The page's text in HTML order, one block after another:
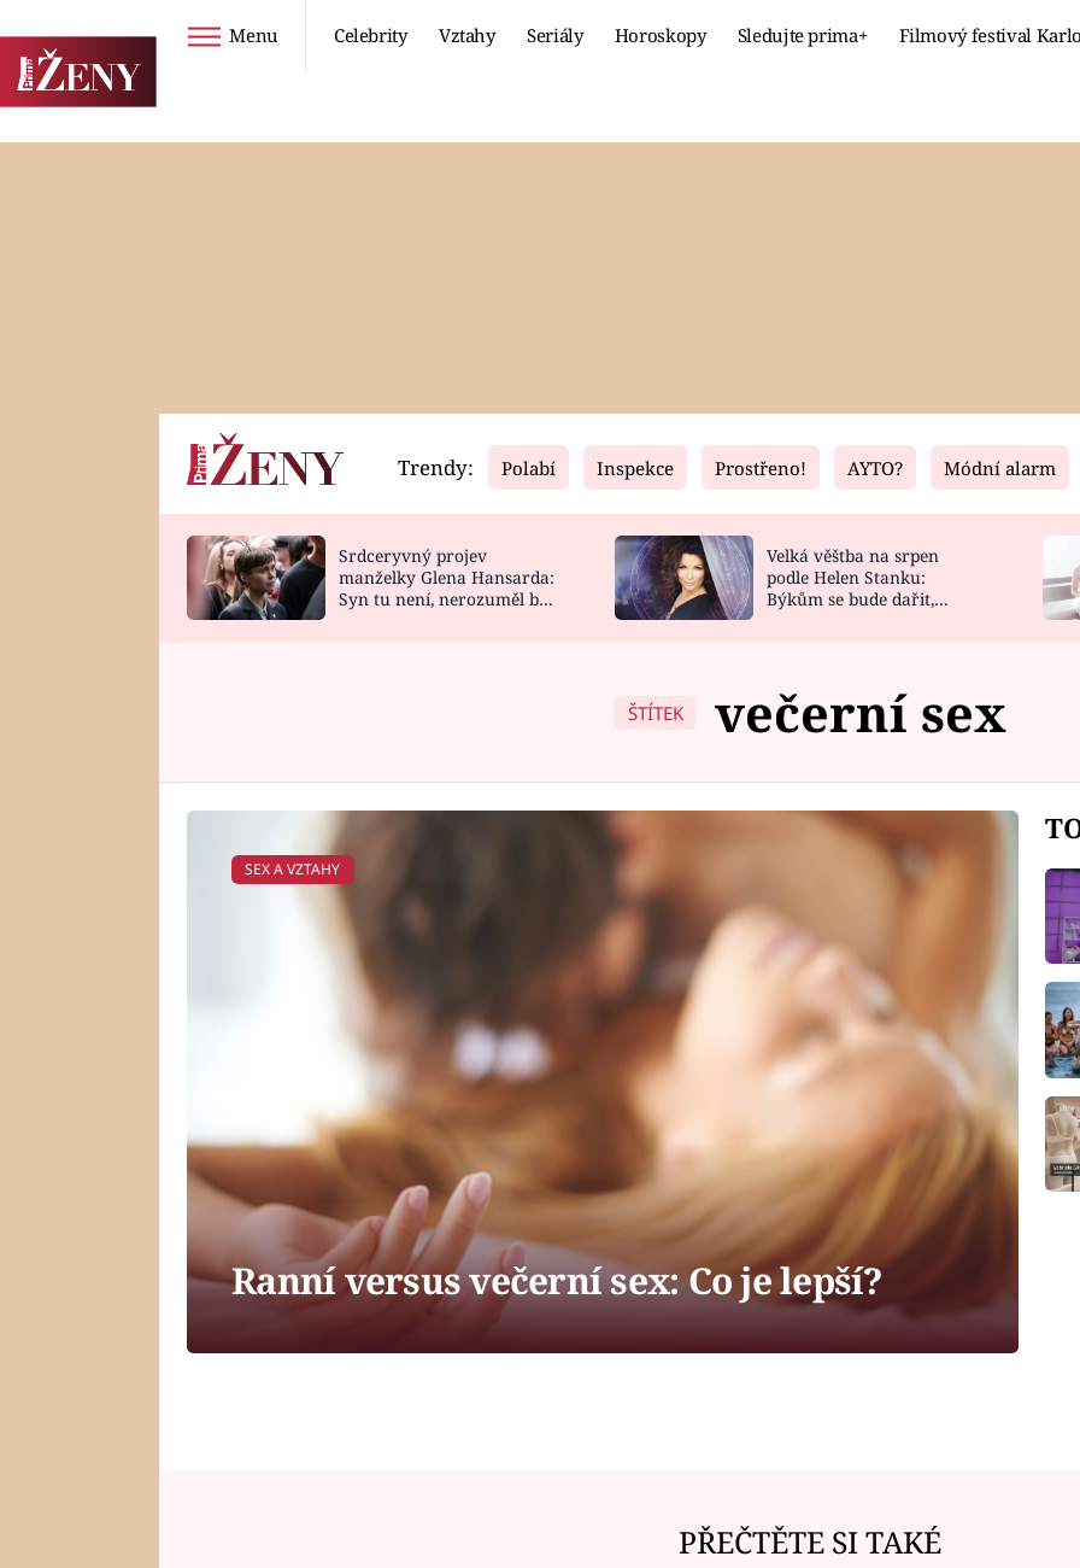
Menu Celebrity Vztahy Seriály Horoskopy Sledujte prima+ Filmový festival
Horoskopy
HOROSKOP NA
Video
CELEBRITY
VAŘENÍ
Fresh
NOVINKY
VIDEORECEPTY
Living
DESIGN
Trendy: Polabí Inspekce Prostřeno! AYTO? Módní alarm
Srdceryvný projev
manželky Glena Hansarda:
Syn tu není, nerozuměl by
Velká věštba na srpen
podle Helen Stanku:
Býkům se bude dařit,
ŠTÍTEK večerní sex
SEX A VZTAHY
Ranní versus večerní sex: Co je lepší?
PŘEČTĚTE SI TAKÉ